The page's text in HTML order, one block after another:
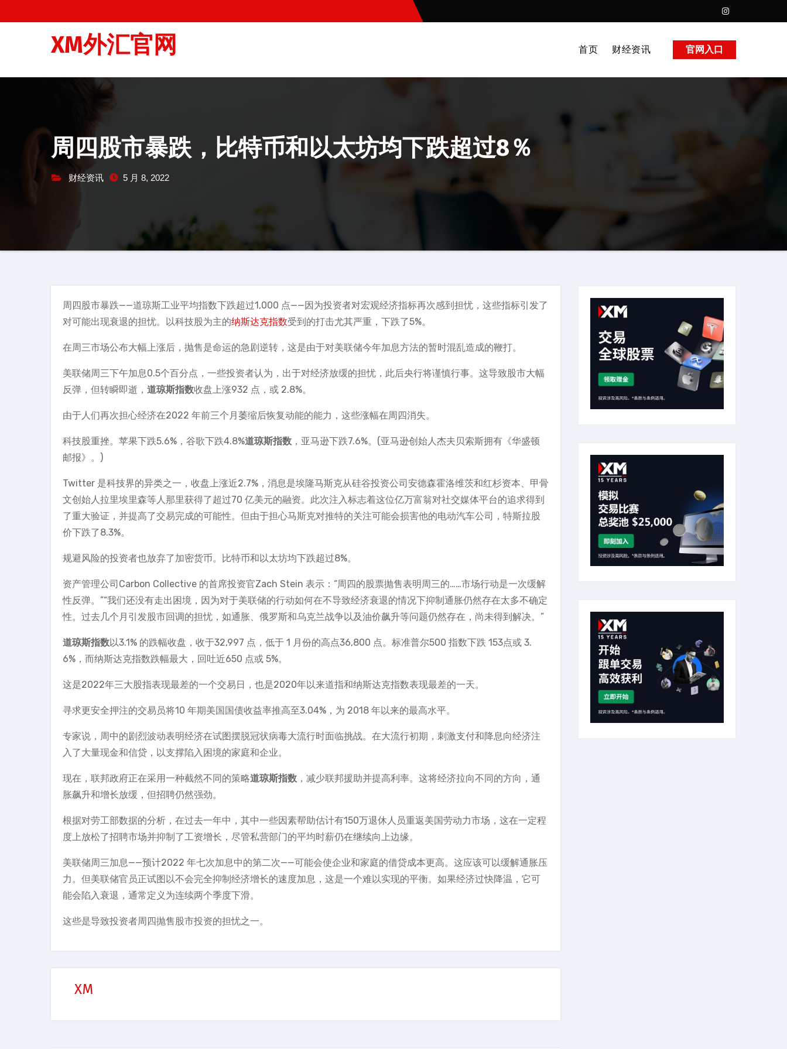
至
XM外汇官网 首页 财经资讯 官网入口
周四股市暴跌，比特币和以太坊均下跌超过8％
财经资讯 5 月 8, 2022
周四股市暴跌——道琼斯工业平均指数下跌超过1,000 点——因为投资者对宏观经济指标再次感到担忧，这些指标引发了
对可能出现衰退的担忧。以科技股为主的纳斯达克指数受到的打击尤其严重，下跌了5%。
在周三市场公布大幅上涨后，抛售是命运的急剧逆转，这是由于对美联储今年加息方法的暂时混乱造成的鞭打。
美联储周三下午加息0.5个百分点，一些投资者认为，出于对经济放缓的担忧，此后央行将谨慎行事。这导致股市大幅
反弹，但转瞬即逝， 道琼斯指数收盘上涨932 点，或 2.8%。
由于人们再次担心经济在2022 年前三个月萎缩后恢复动能的能力，这些涨幅在周四消失。
科技股重挫。苹果下跌5.6%，谷歌下跌4.8%道琼斯指数 ，亚马逊下跌7.6%。(亚马逊创始人杰夫贝索斯拥有《华盛顿
邮报》。)
Twitter 是科技界的异类之一，收盘上涨近2.7%，消息是埃隆马斯克从硅谷投资公司安德森霍洛维茨和红杉资本、甲骨
文创始人拉里埃里森等人那里获得了超过70 亿美元的融资。此次注入标志着这位亿万富翁对社交媒体平台的追求得到
了重大验证，并提高了交易完成的可能性。但由于担心马斯克对推特的关注可能会损害他的电动汽车公司，特斯拉股
价下跌了8.3%。
规避风险的投资者也放弃了加密货币。比特币和以太坊均下跌超过8%。
资产管理公司Carbon Collective 的首席投资官Zach Stein 表示：“周四的股票抛售表明周三的……市场行动是一次缓解
性反弹。”“我们还没有走出困境，因为对于美联储的行动如何在不导致经济衰退的情况下抑制通胀仍然存在太多不确定
性。过去几个月引发股市回调的担忧，如通胀、俄罗斯和乌克兰战争以及油价飙升等问题仍然存在，尚未得到解决。”
道琼斯指数以3.1% 的跌幅收盘，收于32,997 点，低于 1 月份的高点36,800 点。标准普尔500 指数下跌 153点或 3.
6%，而纳斯达克指数跌幅最大，回吐近650 点或 5%。
这是2022年三大股指表现最差的一个交易日，也是2020年以来道指和纳斯达克指数表现最差的一天。
寻求更安全押注的交易员将10 年期美国国债收益率推高至3.04%，为 2018 年以来的最高水平。
专家说，周中的剧烈波动表明经济在试图摆脱冠状病毒大流行时面临挑战。在大流行初期，刺激支付和降息向经济注
入了大量现金和信贷，以支撑陷入困境的家庭和企业。
现在，联邦政府正在采用一种截然不同的策略道琼斯指数 ，减少联邦援助并提高利率。这将经济拉向不同的方向，通
胀飙升和增长放缓，但招聘仍然强劲。
根据对劳工部数据的分析，在过去一年中，其中一些因素帮助估计有150万退休人员重返美国劳动力市场，这在一定程
度上放松了招聘市场并抑制了工资增长，尽管私营部门的平均时薪仍在继续向上边缘。
美联储周三加息——预计2022 年七次加息中的第二次——可能会使企业和家庭的借贷成本更高。这应该可以缓解通胀压
力。但美联储官员正试图以不会完全抑制经济增长的速度加息，这是一个难以实现的平衡。如果经济过快降温，它可
能会陷入衰退，通常定义为连续两个季度下滑。
这些是导致投资者周四抛售股市投资的担忧之一。
XM